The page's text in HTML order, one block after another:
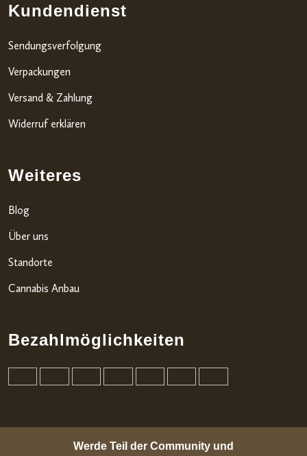
Kundendienst
Sendungsverfolgung
Verpackungen
Versand & Zahlung
Widerruf erklären
Weiteres
Blog
Über uns
Standorte
Cannabis Anbau
Bezahlmöglichkeiten
Werde Teil der Community und